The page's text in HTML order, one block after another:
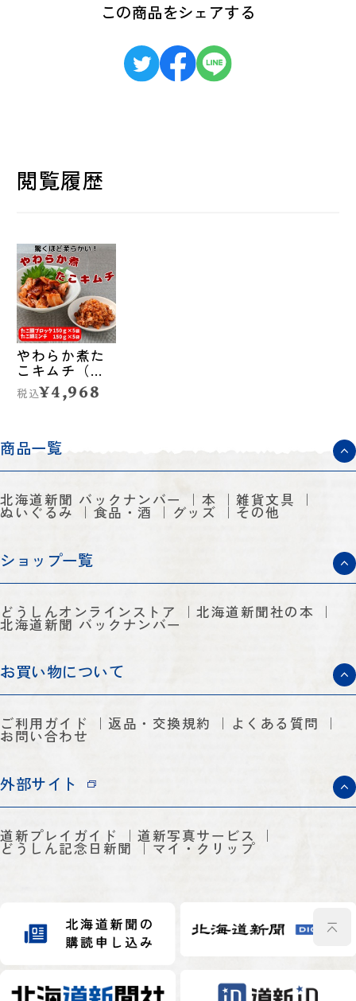
この商品をシェアする
閲覧履歴
やわらか煮た
こキムチ（た
こ頭ブロック
＆ミンチセッ
市）
税込¥4,968
商品一覧
北海道新聞 バックナンバー 本 雑貨文具
ぬいぐるみ 食品・酒 グッズ その他
ショップ一覧
どうしんオンラインストア 北海道新聞社の本
北海道新聞 バックナンバー
お買い物について
ご利用ガイド 返品・交換規約 よくある質問
お問い合わせ
外部サイト
道新プレイガイド 道新写真サービス
どうしん記念日新聞 マイ・クリップ